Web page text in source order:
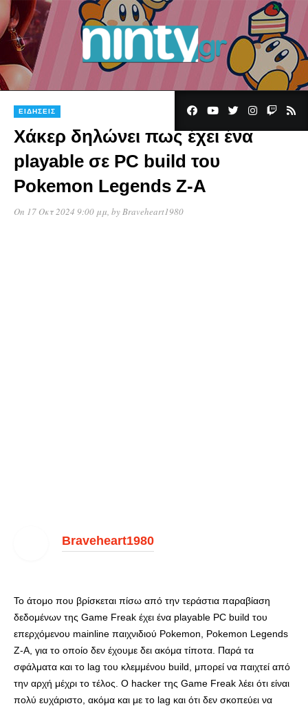
ΕΙΔΉΣΕΙΣ
Χάκερ δηλώνει πως έχει ένα
playable σε PC build του
Pokemon Legends Z-A
On 17 Οκτ 2024 9:00 μμ, byBraveheart1980
Braveheart1980
Το άτομο που βρίσκεται πίσω από την τεράστια παραβίαση
δεδομένων της Game Freak έχει ένα playable PC build του
επερχόμενου mainline παιχνιδιού Pokemon, Pokemon Legends
Z-A, για το οποίο δεν έχουμε δει ακόμα τίποτα. Παρά τα
σφάλματα και το lag του κλεμμένου build, μπορεί να παιχτεί από
την αρχή μέχρι το τέλος. Ο hacker της Game Freak λέει ότι είναι
πολύ ευχάριστο, ακόμα και με το lag και ότι δεν σκοπεύει να